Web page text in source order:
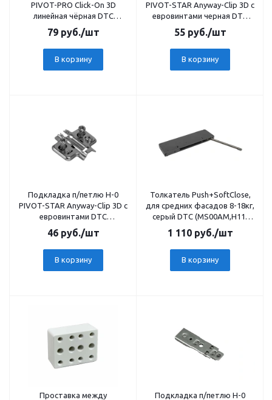
PIVOT-PRO Сlick-On 3D
линейная чёрная DTC
(80T20YQ) 23219
79руб./шт
В корзину
PIVOT-STAR Anyway-Clip 3D с
евровинтами черная DTC
(80T20QA) 20312
55руб./шт
В корзину
Подкладка п/петлю Н-0
PIVOT-STAR Anyway-Clip 3D с
евровинтами DTC
(81T02TQA) 20234
46руб./шт
В корзину
Толкатель Push+SoftClose,
для средних фасадов 8-18кг,
серый DTC (MS00AМ,H11)
21913
1 110руб./шт
В корзину
Проставка между
Подкладка п/петлю Н-0